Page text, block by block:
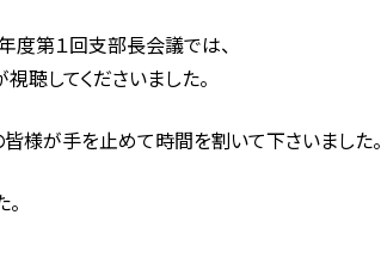
度第１回支部長会議では、
聴してくださいました。
様が手を止めて時間を割いて下さいました。